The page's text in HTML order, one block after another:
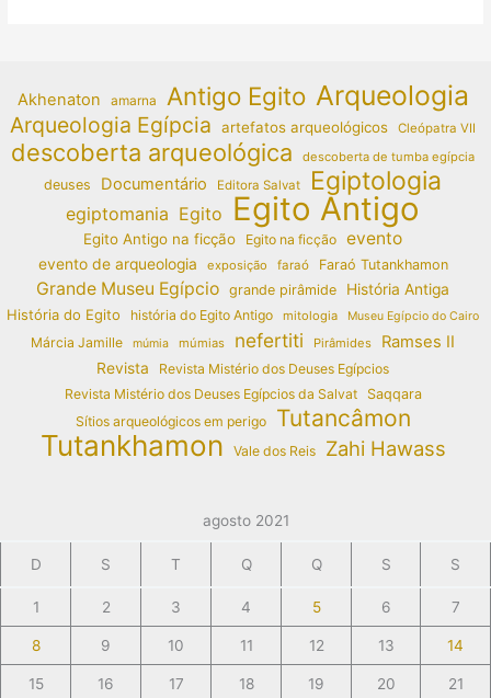
Akhenaton amarna Antigo Egito Arqueologia
Arqueologia Egípcia artefatos arqueológicos Cleópatra VII
descoberta arqueológica descoberta de tumba egípcia
deuses Documentário Editora Salvat Egiptologia
egiptomania Egito Egito Antigo
Egito Antigo na ficção Egito na ficção evento
evento de arqueologia exposição faraó Faraó Tutankhamon
Grande Museu Egípcio grande pirâmide
História Antiga
História do Egito
história do Egito Antigo mitologia Museu Egípcio do Cairo
Márcia Jamille múmia múmias nefertiti Pirâmides Ramses II
Revista
Revista Mistério dos Deuses Egípcios
Revista Mistério dos Deuses Egípcios da Salvat
Saqqara
Sítios arqueológicos em perigo
Tutancâmon
Tutankhamon Vale dos Reis Zahi Hawass
agosto 2021
D S T Q Q S S
1 2 3 4 5 6 7
8 9 10 11 12 13 14
15 16 17 18 19 20 21